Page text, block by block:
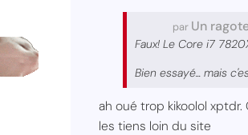
par Un
Faux! Le Core i7
Bien essayé... mais
ah oué trop kikoolol
les tiens loin du site